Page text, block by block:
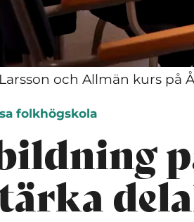
och Allmän kurs
folkhögskola